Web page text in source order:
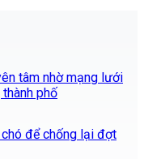
tâm nhờ mạng lưới
phố
để chống lại đợt